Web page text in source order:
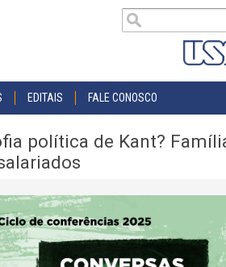
EDITAIS FALE CONOSCO
política de Kant?